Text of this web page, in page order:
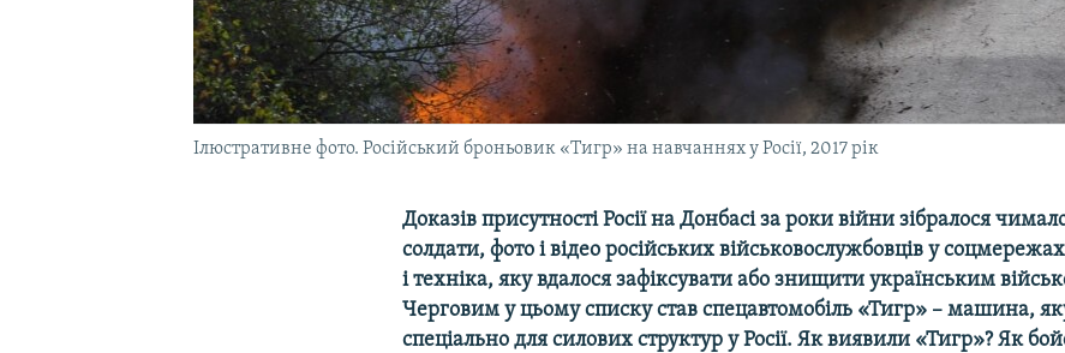
Ілюстративне фото. Російський броньовик «Тигр» на навчаннях у Росії, 2017 рік
Доказів присутності Росії на Донбасі за роки війни зібралося
солдати, фото і відео російських військовослужбовців у
і техніка, яку вдалося зафіксувати або знищити українським
Черговим у цьому списку став спецавтомобіль «Тигр» – машина,
спеціально для силових структур у Росії. Як виявили «Тигр»? Як